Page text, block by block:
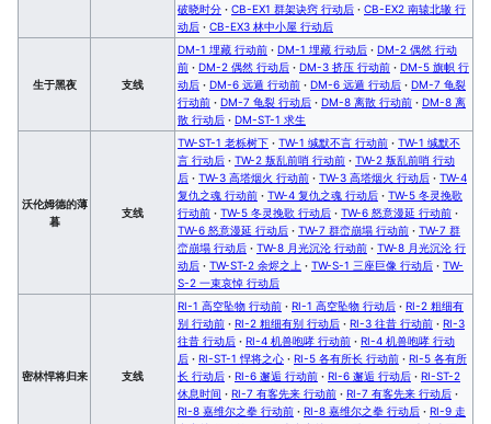
破晓时分 · CB-EX1 群架诀窍 行动后 · CB-EX2 南辕北辙 行
动后 · CB-EX3 林中小屋 行动后
生于黑夜 支线
DM-1 埋藏 行动前 · DM-1 埋藏 行动后 · DM-2 偶然 行动
前 · DM-2 偶然 行动后 · DM-3 挤压 行动前 · DM-5 旗帜 行
动后 · DM-6 远遁 行动前 · DM-6 远遁 行动后 · DM-7 龟裂
行动前 · DM-7 龟裂 行动后 · DM-8 离散 行动前 · DM-8 离
散 行动后 · DM-ST-1 求生
沃伦姆德的薄
暮
支线
TW-ST-1 老栎树下 · TW-1 缄默不言 行动前 · TW-1 缄默不
言 行动后 · TW-2 叛乱前哨 行动前 · TW-2 叛乱前哨 行动
后 · TW-3 高塔烟火 行动前 · TW-3 高塔烟火 行动后 · TW-4
复仇之魂 行动前 · TW-4 复仇之魂 行动后 · TW-5 冬灵挽歌
行动前 · TW-5 冬灵挽歌 行动后 · TW-6 怒意漫延 行动前 ·
TW-6 怒意漫延 行动后 · TW-7 群峦崩塌 行动前 · TW-7 群
峦崩塌 行动后 · TW-8 月光沉沦 行动前 · TW-8 月光沉沦 行
动后 · TW-ST-2 余烬之上 · TW-S-1 三座巨像 行动后 · TW-
S-2 一束哀悼 行动后
密林悍将归来 支线
RI-1 高空坠物 行动前 · RI-1 高空坠物 行动后 · RI-2 粗细有
别 行动前 · RI-2 粗细有别 行动后 · RI-3 往昔 行动前 · RI-3
往昔 行动后 · RI-4 机兽咆哮 行动前 · RI-4 机兽咆哮 行动
后 · RI-ST-1 悍将之心 · RI-5 各有所长 行动前 · RI-5 各有所
长 行动后 · RI-6 邂逅 行动前 · RI-6 邂逅 行动后 · RI-ST-2
休息时间 · RI-7 有客先来 行动前 · RI-7 有客先来 行动后 ·
RI-8 嘉维尔之拳 行动前 · RI-8 嘉维尔之拳 行动后 · RI-9 走